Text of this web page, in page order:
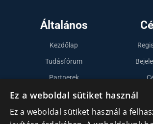
Általános
Kezdőlap
Tudásfórum
Partnerek
Szervezetek
Kapcsolat
Ez a weboldal sütiket használ
Ez a weboldal sütiket használ a